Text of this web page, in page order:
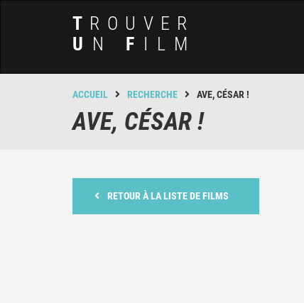
T ROUVER
U N F ILM
ACCUEIL RECHERCHE AVE, CÉSAR !
AVE, CÉSAR !
RETOUR À LA LISTE DE FILMS